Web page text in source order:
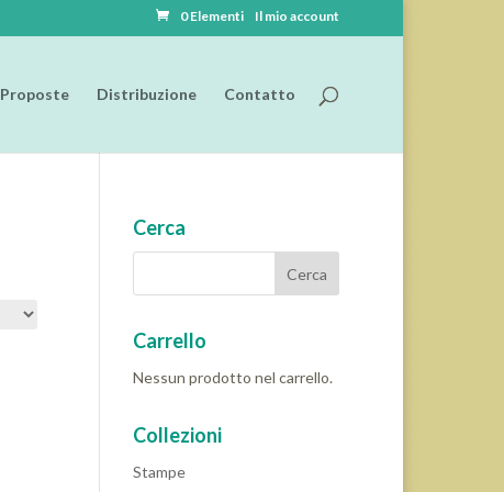
Il mio account
0 Elementi
Proposte Distribuzione Contatto
Cerca
Carrello
Nessun prodotto nel carrello.
Collezioni
Stampe